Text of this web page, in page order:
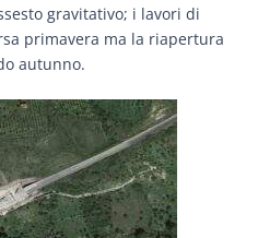
gravitativo; i lavori di
primavera ma la riapertura
autunno.